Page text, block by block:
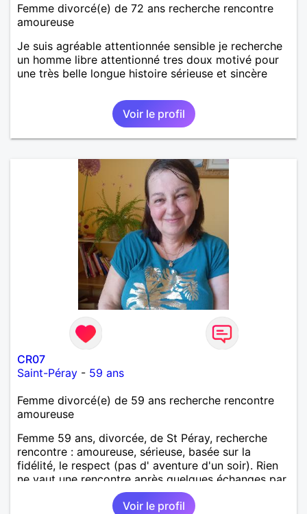
Femme divorcé(e) de 72 ans recherche rencontre
amoureuse
Je suis agréable attentionnée sensible je recherche
un homme libre attentionné tres doux motivé pour
une très belle longue histoire sérieuse et sincère
Voir le profil
CR07
Saint-Péray - 59 ans
Femme divorcé(e) de 59 ans recherche rencontre
amoureuse
Femme 59 ans, divorcée, de St Péray, recherche
rencontre : amoureuse, sérieuse, basée sur la
fidélité, le respect (pas d' aventure d'un soir). Rien
ne vaut une rencontre après quelques échanges par
messages pour savoir si il y a un feeling entre les
deux et le désir de se revoir. Au plaisir de se
Voir le profil